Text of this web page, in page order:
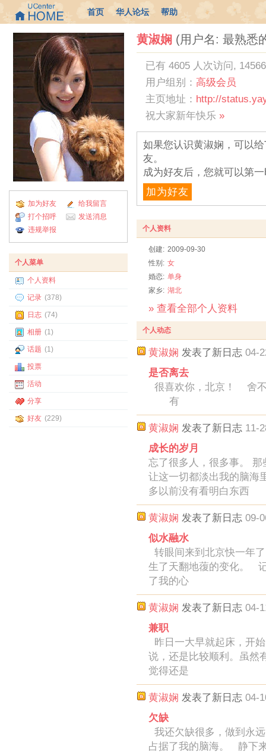
首页 华人论坛 帮助
加为好友
给我留言
打个招呼
发送消息
违规举报
个人菜单
个人资料
记录 (378)
日志 (74)
相册 (1)
话题 (1)
投票
活动
分享
好友 (229)
黄淑娴 (用户名: 最熟悉
已有 4605 人次访问,
用户组别： 高级会员
主页地址： http://
祝大家新年快乐 »
如果您认识黄淑娴，可以
友。
成为好友后，您就可以第
加为好友
个人资料
创建: 2009-09-30
性别: 女
婚恋: 单身
家乡: 湖北
» 查看全部个人资料
个人动态
黄淑娴 发表了新日志 04-
是否离去
很喜欢你，北京！ 舍
有
黄淑娴 发表了新日志 11-
成长的岁月
忘了很多人，很多事。
让这一切都淡出我的脑海
多以前没有看明白东西
黄淑娴 发表了新日志 09-
似水融水
转眼间来到北京快一年
生了天翻地蕧的变化。
了我的心
黄淑娴 发表了新日志 04-
兼职
昨日一大早就起床，开
说，还是比较顺利。虽然
觉得还是
黄淑娴 发表了新日志 04-
欠缺
我还欠缺很多，做到永
占据了我的脑海。 静下